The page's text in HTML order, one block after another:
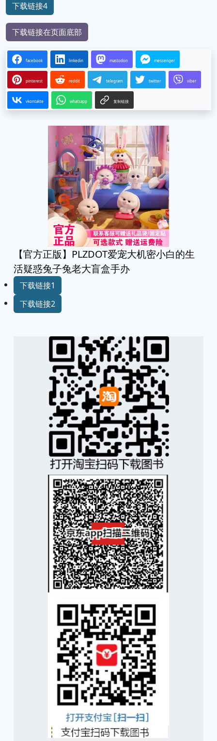
下载链接4
下载链接在页面底部
facebook linkedin mastodon messenger
pinterest reddit telegram twitter viber
vkontakte whatsapp 复制链接
【官方正版】PLZDOT爱宠大机密小白的生
活疑惑兔子兔老大盲盒手办
下载链接1
下载链接2